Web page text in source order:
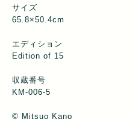
サイズ
65.8×50.4cm
エディション
Edition of 15
収蔵番号
KM-006-5
©︎ Mitsuo Kano